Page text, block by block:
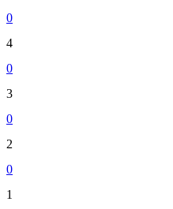
0
4
0
3
0
2
0
1